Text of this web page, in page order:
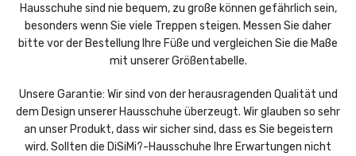
Hausschuhe sind nie bequem, zu große können gefährlich sein,
besonders wenn Sie viele Treppen steigen. Messen Sie daher
bitte vor der Bestellung Ihre Füße und vergleichen Sie die Maße
mit unserer Größentabelle.
Unsere Garantie: Wir sind von der herausragenden Qualität und
dem Design unserer Hausschuhe überzeugt. Wir glauben so sehr
an unser Produkt, dass wir sicher sind, dass es Sie begeistern
wird. Sollten die DiSiMi?-Hausschuhe Ihre Erwartungen nicht